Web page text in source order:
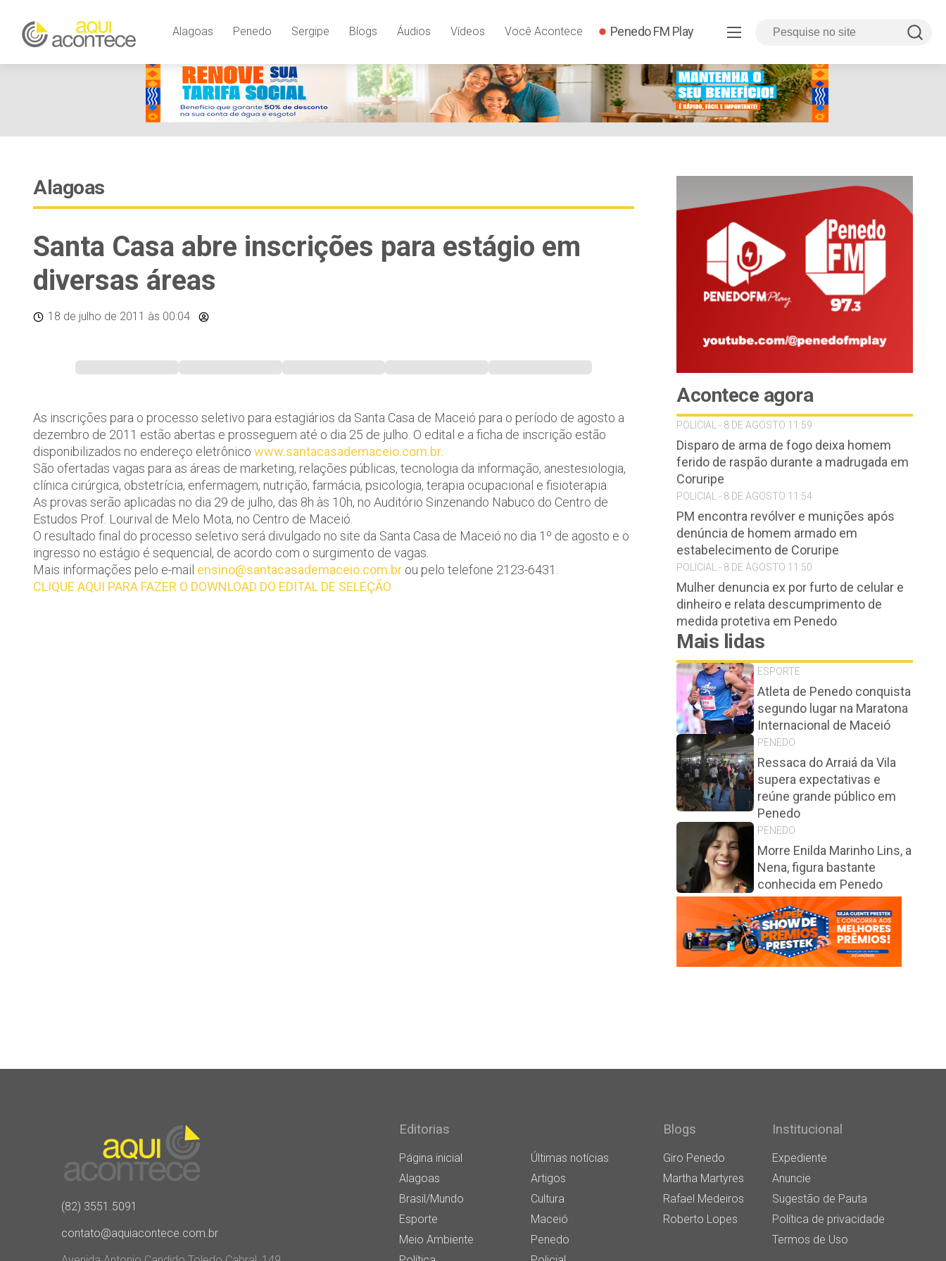
Alagoas Penedo Sergipe Blogs Áudios Vídeos Você Acontece Penedo FM Play
Alagoas
Santa Casa abre inscrições para estágio em
diversas áreas
18 de julho de 2011 às 00:04
As inscrições para o processo seletivo para estagiários da Santa Casa de Maceió para o período de agosto a
dezembro de 2011 estão abertas e prosseguem até o dia 25 de julho. O edital e a ficha de inscrição estão
disponibilizados no endereço eletrônico www.santacasademaceio.com.br
São ofertadas vagas para as áreas de marketing, relações públicas, tecnologia da informação, anestesiologia,
clínica cirúrgica, obstetrícia, enfermagem, nutrição, farmácia, psicologia, terapia ocupacional e fisioterapia.
As provas serão aplicadas no dia 29 de julho, das 8h às 10h, no Auditório Sinzenando Nabuco do Centro de
Estudos Prof. Lourival de Melo Mota, no Centro de Maceió.
O resultado final do processo seletivo será divulgado no site da Santa Casa de Maceió no dia 1º de agosto e o
ingresso no estágio é sequencial, de acordo com o surgimento de vagas.
Mais informações pelo e-mail ensino@santacasademaceio.com.br ou pelo telefone 2123-6431.
CLIQUE AQUI PARA FAZER O DOWNLOAD DO EDITAL DE SELEÇÃO
Acontece agora
POLICIAL - 8 DE AGOSTO 11:59
Disparo de arma de fogo deixa homem
ferido de raspão durante a madrugada em
Coruripe
POLICIAL - 8 DE AGOSTO 11:54
PM encontra revólver e munições após
denúncia de homem armado em
estabelecimento de Coruripe
POLICIAL - 8 DE AGOSTO 11:50
Mulher denuncia ex por furto de celular e
dinheiro e relata descumprimento de
medida protetiva em Penedo
Mais lidas
ESPORTE
Atleta de Penedo conquista
segundo lugar na Maratona
Internacional de Maceió
PENEDO
Ressaca do Arraiá da Vila
supera expectativas e
reúne grande público em
Penedo
PENEDO
Morre Enilda Marinho Lins, a
Nena, figura bastante
conhecida em Penedo
(82) 3551.5091
contato@aquiacontece.com.br
Editorias
Página inicial
Últimas notícias
Alagoas
Artigos
Brasil/Mundo
Cultura
Esporte
Maceió
Meio Ambiente
Penedo
Blogs
Giro Penedo
Martha Martyres
Rafael Medeiros
Roberto Lopes
Institucional
Expediente
Anuncie
Sugestão de Pauta
Política de privacidade
Termos de Uso